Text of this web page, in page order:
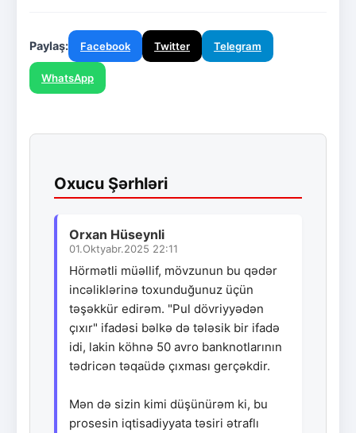
Paylaş: Facebook Twitter Telegram
WhatsApp
Oxucu Şərhləri
Orxan Hüseynli
01.Oktyabr.2025 22:11
Hörmətli müəllif, mövzunun bu qədər
incəliklərinə toxunduğunuz üçün
təşəkkür edirəm. "Pul dövriyyədən
çıxır" ifadəsi bəlkə də tələsik bir ifadə
idi, lakin köhnə 50 avro banknotlarının
tədricən təqaüdə çıxması gerçəkdir.
Mən də sizin kimi düşünürəm ki, bu
prosesin iqtisadiyyata təsiri ətraflı